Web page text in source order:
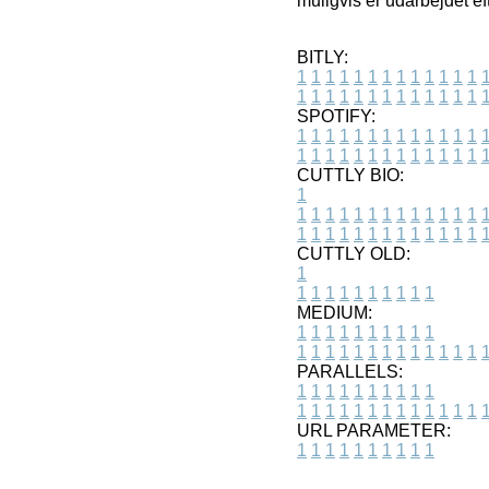
BITLY:
1 1 1 1 1 1 1 1 1 1 1 1 1 1
1 1 1 1 1 1 1 1 1 1 1 1 1 1
SPOTIFY:
1 1 1 1 1 1 1 1 1 1 1 1 1 1
1 1 1 1 1 1 1 1 1 1 1 1 1 1
CUTTLY BIO:
1
1 1 1 1 1 1 1 1 1 1 1 1 1 1
1 1 1 1 1 1 1 1 1 1 1 1 1 1
CUTTLY OLD:
1
1 1 1 1 1 1 1 1 1 1
MEDIUM:
1 1 1 1 1 1 1 1 1 1
1 1 1 1 1 1 1 1 1 1 1 1 1 1
PARALLELS:
1 1 1 1 1 1 1 1 1 1
1 1 1 1 1 1 1 1 1 1 1 1 1 1
URL PARAMETER:
1 1 1 1 1 1 1 1 1 1